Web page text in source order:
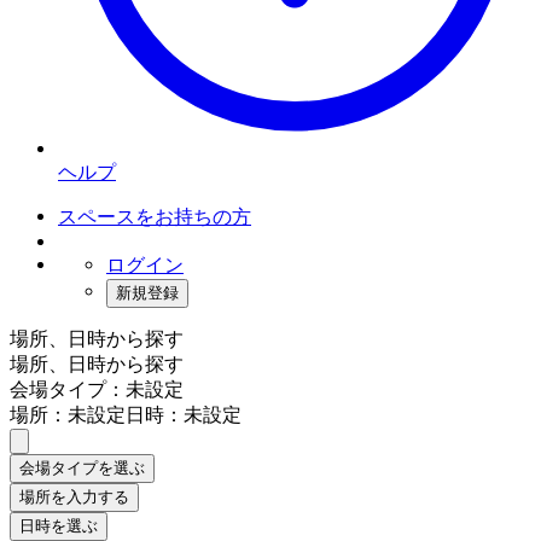
ヘルプ
スペースをお持ちの方
ログイン
新規登録
場所、日時から探す
場所、日時から探す
会場タイプ：未設定
場所：未設定日時：未設定
会場タイプを選ぶ
場所を入力する
日時を選ぶ